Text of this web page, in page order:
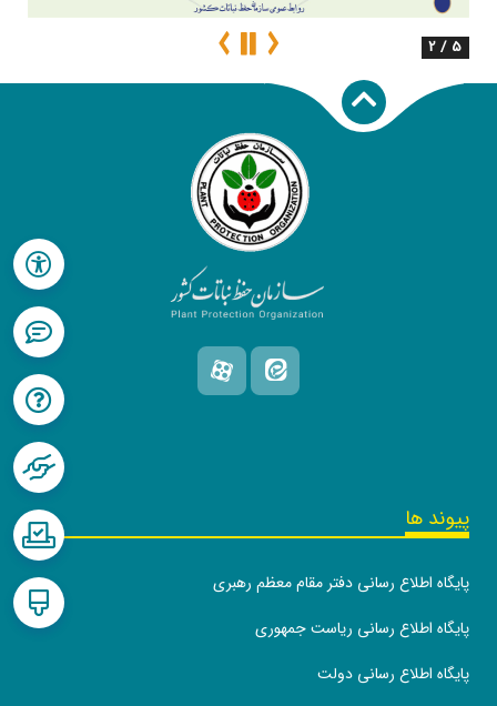
2 / 5
پیوند ها
پایگاه اطلاع رسانی دفتر مقام معظم رهبری
پایگاه اطلاع رسانی ریاست جمهوری
پایگاه اطلاع رسانی دولت